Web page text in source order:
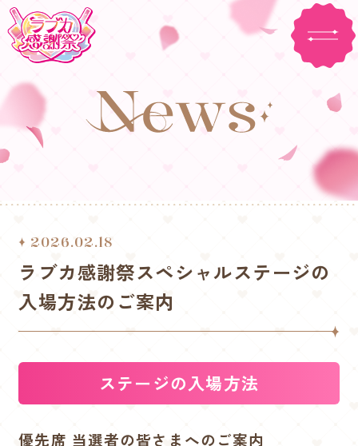
2026.02.18
ラブカ感謝祭スペシャルステージの
入場方法のご案内
ステージの入場方法
優先席 当選者の皆さまへのご案内